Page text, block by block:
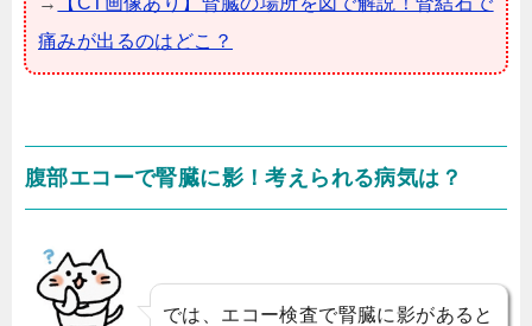
痛みが出るのはどこ？
腹部エコーで腎臓に影！考えられる病気は？
では、エコー検査で腎臓に影があると